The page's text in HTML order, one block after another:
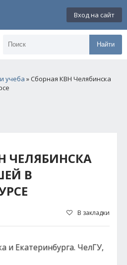
Вход на сайт
Найти
учеба » Сборная КВН Челябинска
ЧЕЛЯБИНСКА
В
В закладки
и Екатеринбурга. ЧелГУ,